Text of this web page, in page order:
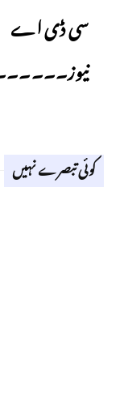
سی ڈی اے
کوئی تبصرے نہیں